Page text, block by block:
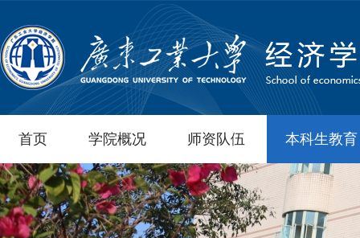
首页 学院概况 师资队伍 本科生教育